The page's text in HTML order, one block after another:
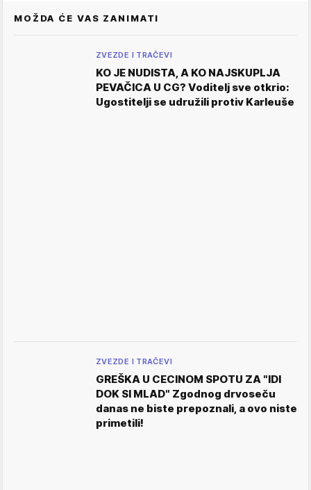
MOŽDA ĆE VAS ZANIMATI
ZVEZDE I TRAČEVI
KO JE NUDISTA, A KO NAJSKUPLJA
PEVAČICA U CG? Voditelj sve otkrio:
Ugostitelji se udružili protiv Karleuše
ZVEZDE I TRAČEVI
GREŠKA U CECINOM SPOTU ZA "IDI
DOK SI MLAD" Zgodnog drvoseču
danas ne biste prepoznali, a ovo niste
primetili!